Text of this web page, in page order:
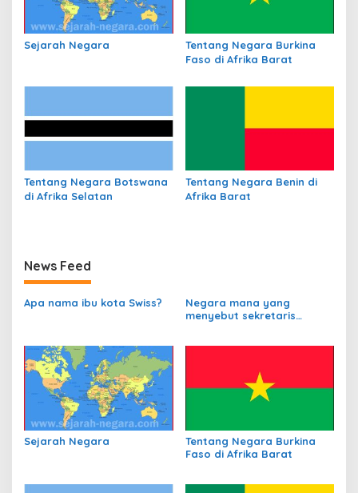
s
Sejarah Negara
Tentang Negara Burkina
Faso di Afrika Barat
Tentang Negara Botswana
di Afrika Selatan
Tentang Negara Benin di
Afrika Barat
News Feed
Apa nama ibu kota Swiss?
Negara mana yang
menyebut sekretaris
Sejarah Negara
Tentang Negara Burkina
Faso di Afrika Barat